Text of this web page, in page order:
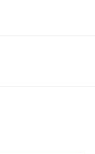
をどんどん自分
に増えていって
人にしか知られ
る。その波にう
相手の位置、波